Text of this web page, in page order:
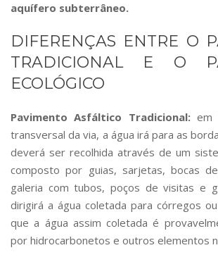
aquífero subterrâneo.
DIFERENÇAS ENTRE O
TRADICIONAL E O
ECOLÓGICO
Pavimento Asfáltico Tradicional:em
transversal da via, a água irá para as
deverá ser recolhida através de um
composto por guias, sarjetas, bocas
galeria com tubos, poços de visitas e
dirigirá a água coletada para córregos
que a água assim coletada é
por hidrocarbonetos e outros elementos